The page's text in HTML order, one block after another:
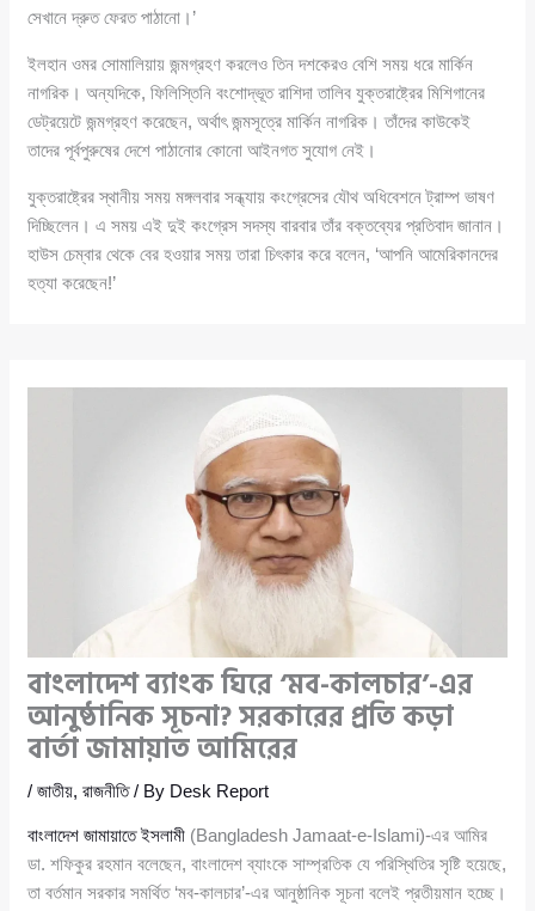
সেখানে দ্রুত ফেরত পাঠানো।’
ইলহান ওমর সোমালিয়ায় জন্মগ্রহণ করলেও তিন দশকেরও বেশি সময় ধরে মার্কিন
নাগরিক। অন্যদিকে, ফিলিস্তিনি বংশোদ্ভূত রাশিদা তালিব যুক্তরাষ্ট্রের মিশিগানের
ডেট্রয়েটে জন্মগ্রহণ করেছেন, অর্থাৎ জন্মসূত্রে মার্কিন নাগরিক। তাঁদের কাউকেই
তাদের পূর্বপুরুষের দেশে পাঠানোর কোনো আইনগত সুযোগ নেই।
যুক্তরাষ্ট্রের স্থানীয় সময় মঙ্গলবার সন্ধ্যায় কংগ্রেসের যৌথ অধিবেশনে ট্রাম্প ভাষণ
দিচ্ছিলেন। এ সময় এই দুই কংগ্রেস সদস্য বারবার তাঁর বক্তব্যের প্রতিবাদ জানান।
হাউস চেম্বার থেকে বের হওয়ার সময় তারা চিৎকার করে বলেন, ‘আপনি আমেরিকানদের
হত্যা করেছেন!’
বাংলাদেশ ব্যাংক ঘিরে ‘মব-কালচার’-এর
আনুষ্ঠানিক সূচনা? সরকারের প্রতি কড়া
বার্তা জামায়াত আমিরের
/জাতীয়,রাজনীতি/ By Desk Report
বাংলাদেশ জামায়াতে ইসলামী (Bangladesh Jamaat-e-Islami)-এর আমির
ডা. শফিকুর রহমান বলেছেন, বাংলাদেশ ব্যাংকে সাম্প্রতিক যে পরিস্থিতির সৃষ্টি হয়েছে,
তা বর্তমান সরকার সমর্থিত ‘মব-কালচার’-এর আনুষ্ঠানিক সূচনা বলেই প্রতীয়মান হচ্ছে।